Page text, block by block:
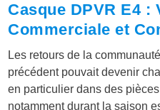
Casque DPVR E4 :
Commerciale et
Les retours de la
précédent pouvait devenir
en particulier dans des
notamment durant la saison